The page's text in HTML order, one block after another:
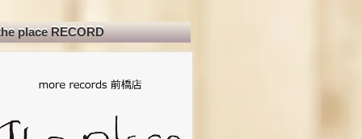
place RECORD